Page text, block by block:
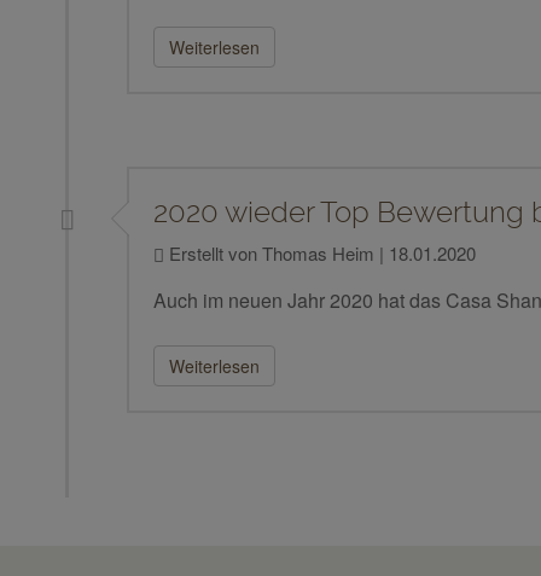
Weiterlesen
2020 wieder Top Bewertung
Erstellt von Thomas Heim | 18.01.2020
Auch im neuen Jahr 2020 hat das Casa
Weiterlesen